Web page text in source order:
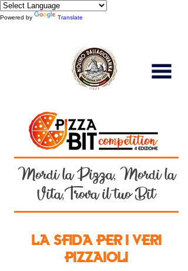
Powered by Translate
Mordi la Pizza, Mordi la
Vita,Trova il tuo Bit
LA SFIDA PER I VERI
PIZZAIOLI